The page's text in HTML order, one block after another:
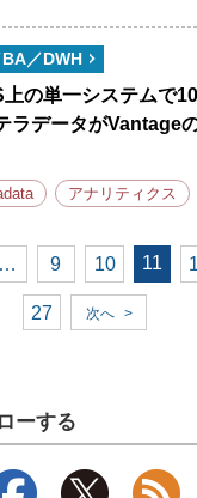
／DWH
上の単一システムで
ラデータがVantage
アナリティクス
… 9 10 11
27 次へ >
ーする